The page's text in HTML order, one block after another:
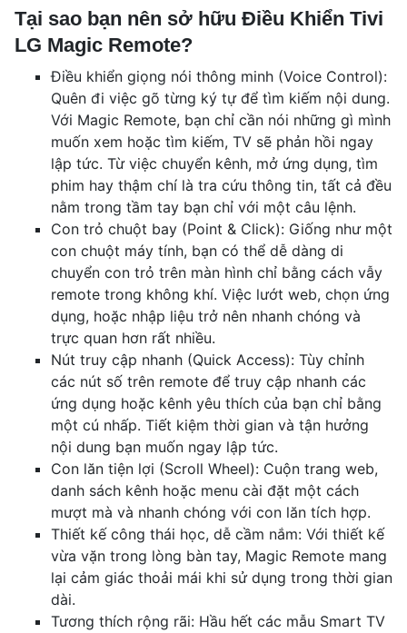
Tại sao bạn nên sở hữu Điều Khiển Tivi
LG Magic Remote?
Điều khiển giọng nói thông minh (Voice Control):
Quên đi việc gõ từng ký tự để tìm kiếm nội dung.
Với Magic Remote, bạn chỉ cần nói những gì mình
muốn xem hoặc tìm kiếm, TV sẽ phản hồi ngay
lập tức. Từ việc chuyển kênh, mở ứng dụng, tìm
phim hay thậm chí là tra cứu thông tin, tất cả đều
nằm trong tầm tay bạn chỉ với một câu lệnh.
Con trỏ chuột bay (Point & Click): Giống như một
con chuột máy tính, bạn có thể dễ dàng di
chuyển con trỏ trên màn hình chỉ bằng cách vẫy
remote trong không khí. Việc lướt web, chọn ứng
dụng, hoặc nhập liệu trở nên nhanh chóng và
trực quan hơn rất nhiều.
Nút truy cập nhanh (Quick Access): Tùy chỉnh
các nút số trên remote để truy cập nhanh các
ứng dụng hoặc kênh yêu thích của bạn chỉ bằng
một cú nhấp. Tiết kiệm thời gian và tận hưởng
nội dung bạn muốn ngay lập tức.
Con lăn tiện lợi (Scroll Wheel): Cuộn trang web,
danh sách kênh hoặc menu cài đặt một cách
mượt mà và nhanh chóng với con lăn tích hợp.
Thiết kế công thái học, dễ cầm nắm: Với thiết kế
vừa vặn trong lòng bàn tay, Magic Remote mang
lại cảm giác thoải mái khi sử dụng trong thời gian
dài.
Tương thích rộng rãi: Hầu hết các mẫu Smart TV